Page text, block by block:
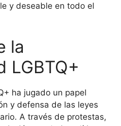
y deseable en todo el
la
LGBTQ+
ha jugado un papel
y defensa de las leyes
A través de protestas,